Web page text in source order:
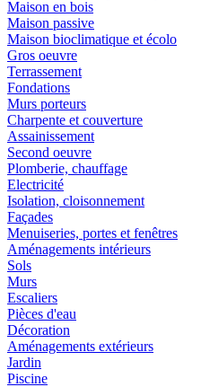
Maison en bois
Maison passive
Maison bioclimatique et écolo
Gros oeuvre
Terrassement
Fondations
Murs porteurs
Charpente et couverture
Assainissement
Second oeuvre
Plomberie, chauffage
Electricité
Isolation, cloisonnement
Façades
Menuiseries, portes et fenêtres
Aménagements intérieurs
Sols
Murs
Escaliers
Pièces d'eau
Décoration
Aménagements extérieurs
Jardin
Piscine